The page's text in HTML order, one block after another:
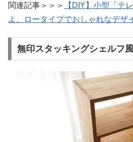
関連記事＞＞＞
【DIY】小型「テ
よ。ロータイプでおしゃれなデザ
無印スタッキングシェルフ